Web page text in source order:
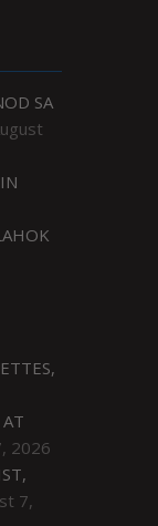
SA
2026
7,